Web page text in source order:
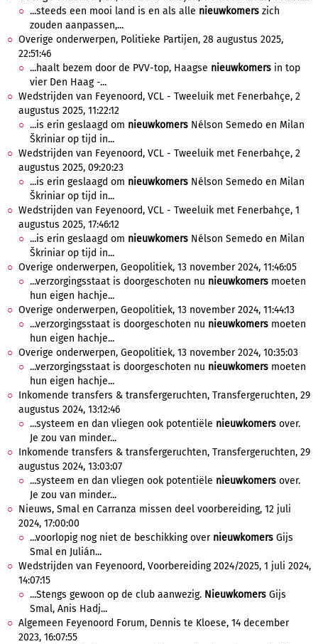
...steeds een mooi land is en als alle nieuwkomers zich
zouden aanpassen,...
Overige onderwerpen, Politieke Partijen, 28 augustus 2025,
22:51:46
...haalt bezem door de PVV-top, Haagse nieuwkomers in top
vier Den Haag -...
Wedstrijden van Feyenoord, VCL - Tweeluik met Fenerbahçe, 2
augustus 2025, 11:22:12
...is erin geslaagd om nieuwkomers Nélson Semedo en Milan
Škriniar op tijd in...
Wedstrijden van Feyenoord, VCL - Tweeluik met Fenerbahçe, 2
augustus 2025, 09:20:23
...is erin geslaagd om nieuwkomers Nélson Semedo en Milan
Škriniar op tijd in...
Wedstrijden van Feyenoord, VCL - Tweeluik met Fenerbahçe, 1
augustus 2025, 17:46:12
...is erin geslaagd om nieuwkomers Nélson Semedo en Milan
Škriniar op tijd in...
Overige onderwerpen, Geopolitiek, 13 november 2024, 11:46:05
...verzorgingsstaat is doorgeschoten nu nieuwkomers moeten
hun eigen hachje...
Overige onderwerpen, Geopolitiek, 13 november 2024, 11:44:13
...verzorgingsstaat is doorgeschoten nu nieuwkomers moeten
hun eigen hachje...
Overige onderwerpen, Geopolitiek, 13 november 2024, 10:35:03
...verzorgingsstaat is doorgeschoten nu nieuwkomers moeten
hun eigen hachje...
Inkomende transfers & transfergeruchten, Transfergeruchten, 29
augustus 2024, 13:12:46
...systeem en dan vliegen ook potentiële nieuwkomers over.
Je zou van minder...
Inkomende transfers & transfergeruchten, Transfergeruchten, 29
augustus 2024, 13:03:07
...systeem en dan vliegen ook potentiële nieuwkomers over.
Je zou van minder...
Nieuws, Smal en Carranza missen deel voorbereiding, 12 juli
2024, 17:00:00
...voorlopig nog niet de beschikking over nieuwkomers Gijs
Smal en Julián...
Wedstrijden van Feyenoord, Voorbereiding 2024/2025, 1 juli 2024,
14:07:15
...Stengs gewoon op de club aanwezig. Nieuwkomers Gijs
Smal, Anis Hadj...
Algemeen Feyenoord Forum, Dennis te Kloese, 14 december
2023, 16:07:55